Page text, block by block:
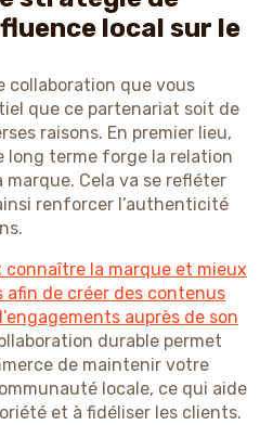
local sur le
collaboration que vous
que ce partenariat soit de
raisons. En premier lieu,
long terme forge la relation
marque. Cela va se refléter
renforcer l’authenticité
connaître la marque et mieux
afin de créer des contenus
auprès de son
durable permet
de maintenir votre
locale, ce qui aide
et à fidéliser les clients.